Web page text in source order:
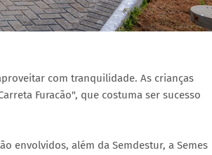
com tranquilidade. As crianças
Furacão", que costuma ser sucesso
envolvidos, além da Semdestur, a Semes